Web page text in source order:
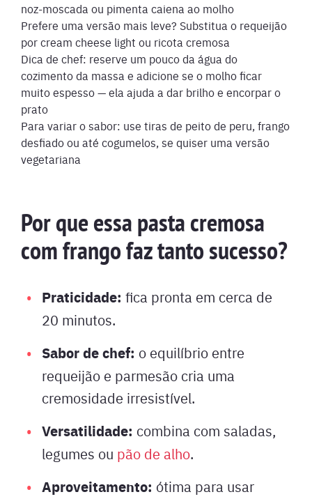
noz-moscada ou pimenta caiena ao molho
Prefere uma versão mais leve? Substitua o requeijão
por cream cheese light ou ricota cremosa
Dica de chef: reserve um pouco da água do
cozimento da massa e adicione se o molho ficar
muito espesso — ela ajuda a dar brilho e encorpar o
prato
Para variar o sabor: use tiras de peito de peru, frango
desfiado ou até cogumelos, se quiser uma versão
vegetariana
Por que essa pasta cremosa
com frango faz tanto sucesso?
Praticidade: fica pronta em cerca de
20 minutos.
Sabor de chef: o equilíbrio entre
requeijão e parmesão cria uma
cremosidade irresistível.
Versatilidade: combina com saladas,
legumes ou pão de alho.
Aproveitamento: ótima para usar